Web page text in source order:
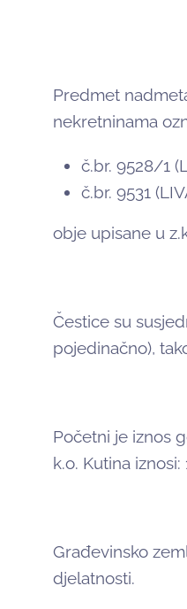
Predmet
nekretninama
č.br. 9528/1
č.br. 9531
obje upisane u
Čestice su
pojedinačno),
Početni je iznos
k.o. Kutina iznosi:
Građevinsko
djelatnosti.